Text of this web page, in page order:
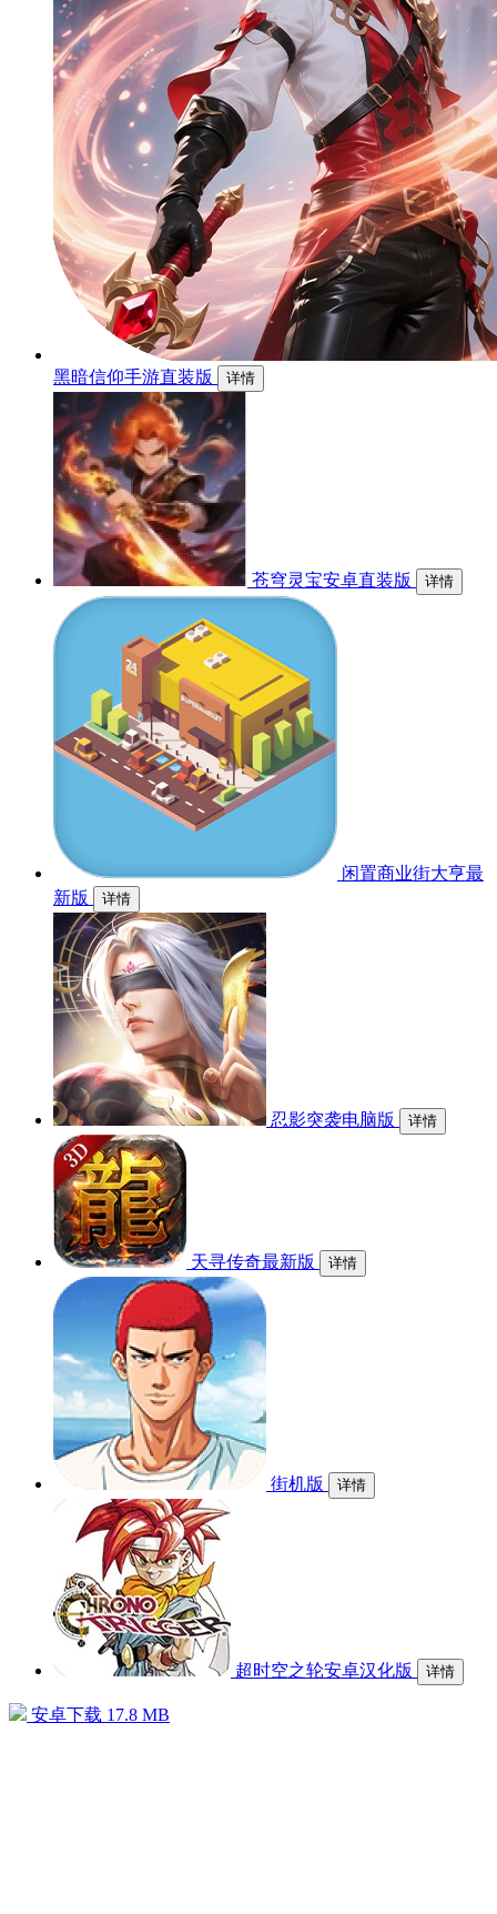
黑暗信仰手游直装版 详情
苍穹灵宝安卓直装版 详情
闲置商业街大亨最
新版
详情
忍影突袭电脑版 详情
天寻传奇最新版 详情
街机版 详情
超时空之轮安卓汉化版 详情
安卓下载 17.8 MB